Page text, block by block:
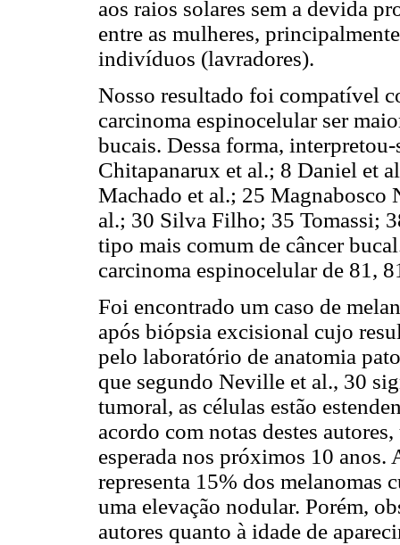
aos raios solares sem a devida
entre as mulheres,
indivíduos (lavradores).
Nosso resultado foi compatível
carcinoma espinocelular ser
bucais. Dessa forma,
Chitapanarux et al.; 8 Daniel et
Machado et al.; 25
al.; 30 Silva Filho; 35 Tomassi;
tipo mais comum de câncer
carcinoma espinocelular de 81,
Foi encontrado um caso de
após biópsia excisional cujo
pelo laboratório de anatomia
que segundo Neville et al., 30
tumoral, as células estão
acordo com notas destes
esperada nos próximos 10
representa 15% dos melanomas
uma elevação nodular. Porém,
autores quanto à idade de